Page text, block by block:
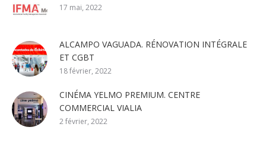
17 mai, 2022
ALCAMPO VAGUADA. RÉNOVATION INTÉGRALE
ET CGBT
18 février, 2022
CINÉMA YELMO PREMIUM. CENTRE
COMMERCIAL VIALIA
2 février, 2022